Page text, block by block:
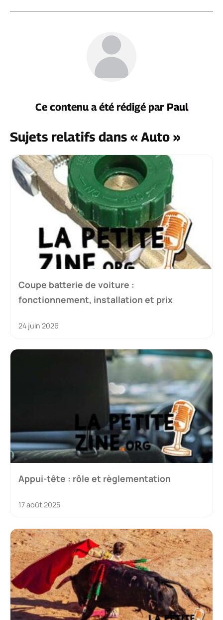
Ce contenu a été rédigé par Paul
Sujets relatifs dans « Auto »
Coupe batterie de voiture :
fonctionnement, installation et prix
24 juin 2026
Appui-tête : rôle et règlementation
17 août 2025